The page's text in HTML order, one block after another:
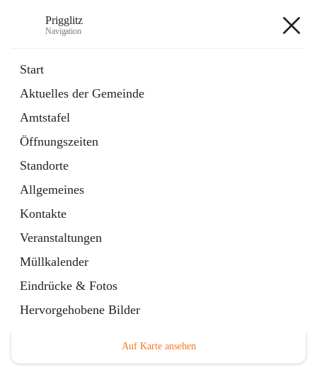
Prigglitz
Navigation
Start
Aktuelles der Gemeinde
Amtstafel
Öffnungszeiten
Standorte
Allgemeines
Kontakte
Veranstaltungen
Müllkalender
Eindrücke & Fotos
Hervorgehobene Bilder
Externe Webseite
in
Tab
Gemeindezeitung
Ordner
öffnet
in
neuem
Tab
Hauptadresse
Auf Karte ansehen